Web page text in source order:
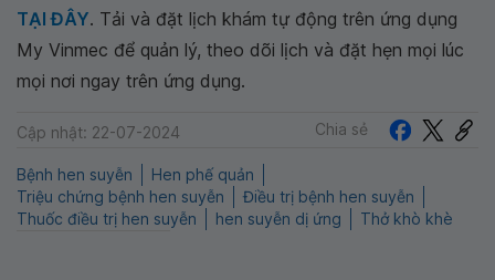
TẠI ĐÂY. Tải và đặt lịch khám tự động trên ứng dụng
My Vinmec để quản lý, theo dõi lịch và đặt hẹn mọi lúc
mọi nơi ngay trên ứng dụng.
Cập nhật: 22-07-2024 Chia sẻ
Bệnh hen suyễn
Hen phế quản
Triệu chứng bệnh hen suyễn
Điều trị bệnh hen suyễn
Thuốc điều trị hen suyễn
hen suyễn dị ứng Thở khò khè